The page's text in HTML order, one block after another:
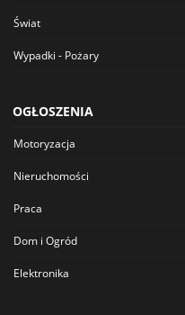
Świat
Wypadki - Pożary
OGŁOSZENIA
Motoryzacja
Nieruchomości
Praca
Dom i Ogród
Elektronika